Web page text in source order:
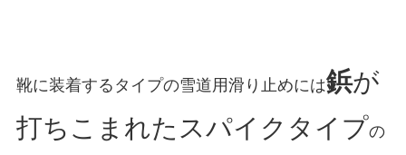
靴に装着するタイプの雪道用滑り止めには鋲が
打ちこまれたスパイクタイプの